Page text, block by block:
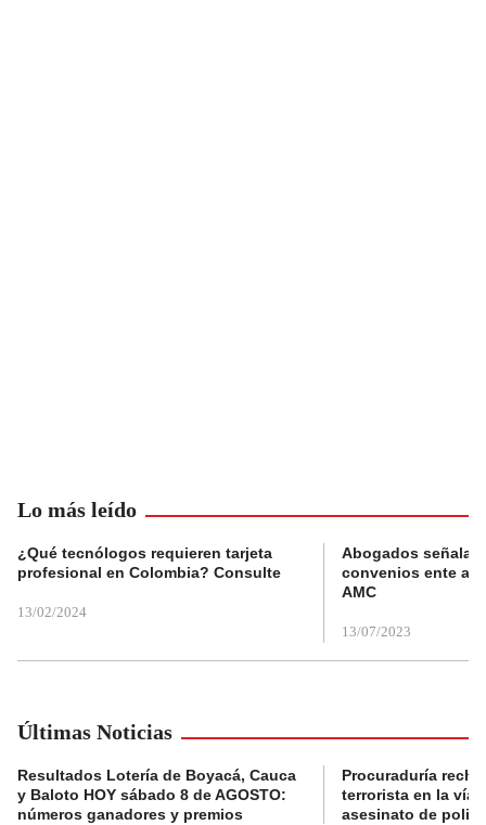
Lo más leído
¿Qué tecnólogos requieren tarjeta
profesional en Colombia? Consulte
13/02/2024
Abogados
convenios ente
AMC
13/07/2023
Últimas Noticias
Resultados Lotería de Boyacá, Cauca
y Baloto HOY sábado 8 de AGOSTO:
números ganadores y premios
Procuraduría
terrorista en la vía
asesinato de